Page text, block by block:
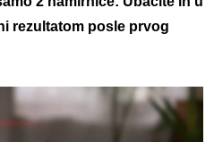
rezultatom posle prvog